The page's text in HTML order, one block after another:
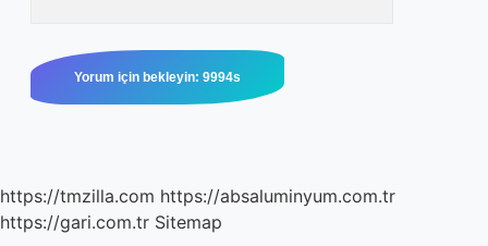
https://tmzilla.com https://absaluminyum.com.tr
https://gari.com.tr Sitemap